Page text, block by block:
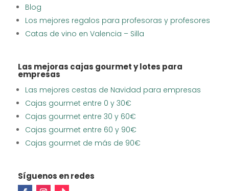
Blog
Los mejores regalos para profesoras y profesores
Catas de vino en Valencia – Silla
Las mejoras cajas gourmet y lotes para
empresas
Las mejores cestas de Navidad para empresas
Cajas gourmet entre 0 y 30€
Cajas gourmet entre 30 y 60€
Cajas gourmet entre 60 y 90€
Cajas gourmet de más de 90€
Síguenos en redes